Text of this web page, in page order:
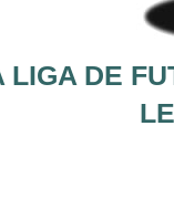
LIGA DE